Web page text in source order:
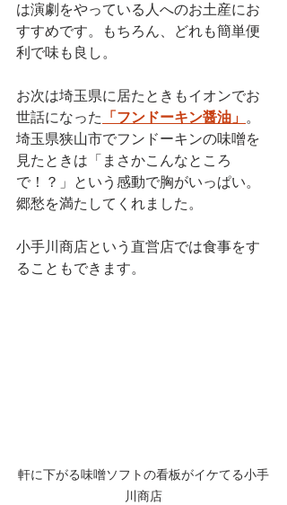
は演劇をやっている人へのお土産にお
すすめです。もちろん、どれも簡単便
利で味も良し。
お次は埼玉県に居たときもイオンでお
世話になった
「フンドーキン醤油」 。
埼玉県狭山市でフンドーキンの味噌を
見たときは「まさかこんなところ
で！？」という感動で胸がいっぱい。
郷愁を満たしてくれました。
小手川商店という直営店では食事をす
ることもできます。
軒に下がる味噌ソフトの看板がイケてる小手
川商店